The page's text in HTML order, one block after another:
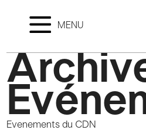
MENU
Evenements du CDN